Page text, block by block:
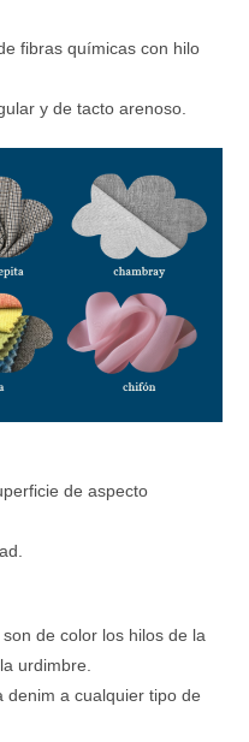
fibras químicas con hilo
y de tacto arenoso.
de aspecto
de color los hilos de la
urdimbre.
denim a cualquier tipo de